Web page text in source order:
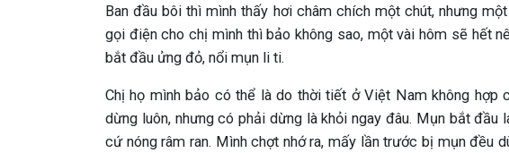
Ban đầu bôi thì mình thấy hơi châm chích một chút, nhưng
gọi điện cho chị mình thì bảo không sao, một vài hôm sẽ hết
bắt đầu ửng đỏ, nổi mụn li ti.
Chị họ mình bảo có thể là do thời tiết ở Việt Nam không hợp
dừng luôn, nhưng có phải dừng là khỏi ngay đâu. Mụn bắt đầu
cứ nóng râm ran. Mình chợt nhớ ra, mấy lần trước bị mụn đều